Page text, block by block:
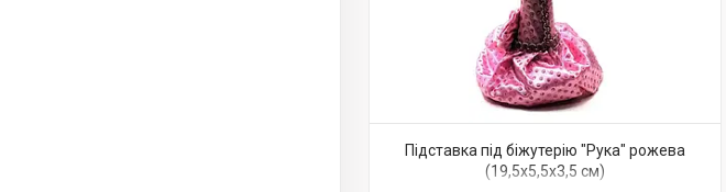
Підставка під біжутерію "Рука" рожева
(19,5х5,5х3,5 см)